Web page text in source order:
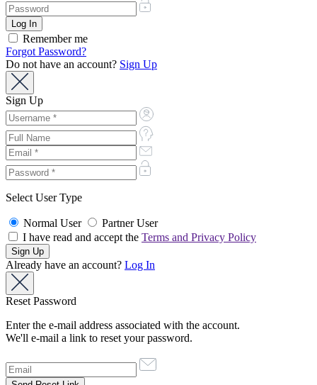
Remember me
Forgot Password?
Do not have an account? Sign Up
Sign Up
Select User Type
Normal User
Partner User
I have read and accept the Terms and Privacy Policy
Already have an account? Log In
Reset Password
Enter the e-mail address associated with the account.
We'll e-mail a link to reset your password.